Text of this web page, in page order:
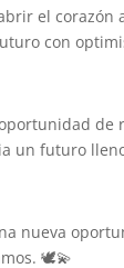
el corazón
con
de
un futuro
nueva
🕊️💫